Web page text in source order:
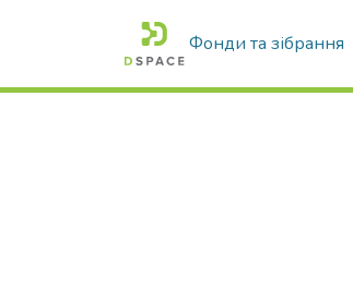
Фонди та зібрання